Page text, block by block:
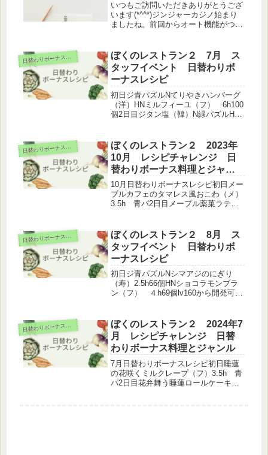
いつもご訪問いただきありがとうござ
います(*^^*)ジンジャーカジノ始まり
ましたね。前回からオート機能がつい
なってよかったです。私の場合、チャ
ームは騎士ジンジャーを選択...
日
替わりボーナスレシピ
ぼくのレストラン２ 7月 ス
タッフイベント 日替わりボ
ーナスレシピ
初日ジ青パズルNてりやきハンバーグ
（洋）HNミルフィーユ（フ） 6h100
個2日目ジタン塩（韓）N緑パズルHN
メン（麺）HN黄パズルR生ウニとフカ
ヒレの黄金丼（中）8....
日
替わりボーナスレシピ
ぼくのレストラン２ 2023年
10月 レシピチャレンジ 日
替わりボーナス料理とジャン
ル
10月日替わりボーナスレシピ初日メー
プルカフェのタマレス風おこわ（メ）
3.5h 青パ2日目メープル薬菓ラテ
ルたっぷりカステラ（カフェ）6.5h
青パ5日目生ハムとフ...
日
替わりボーナスレシピ
ぼくのレストラン２ 8月 ス
タッフイベント 日替わりボ
ーナスレシピ
初日ジ青パズルNシマアジのにぎり
（寿）2.5h66個HNショコラモンブラ
ン（フ） ４h69個lv160から開発可能
目ジ桃花酒（和）Nキャビアの冷製カ
ッペリーニ（イ）H...
日
替わりボーナスレシピ
ぼくのレストラン２ 2024年7
月 レシピチャレンジ 日替
わりボーナス料理とジャンル
7月日替わりボーナスレシピ初日睡蓮
の花咲くミルクレープ（フ）3.5h 青
パ2日目花弁舞う睡蓮ロールケーキ